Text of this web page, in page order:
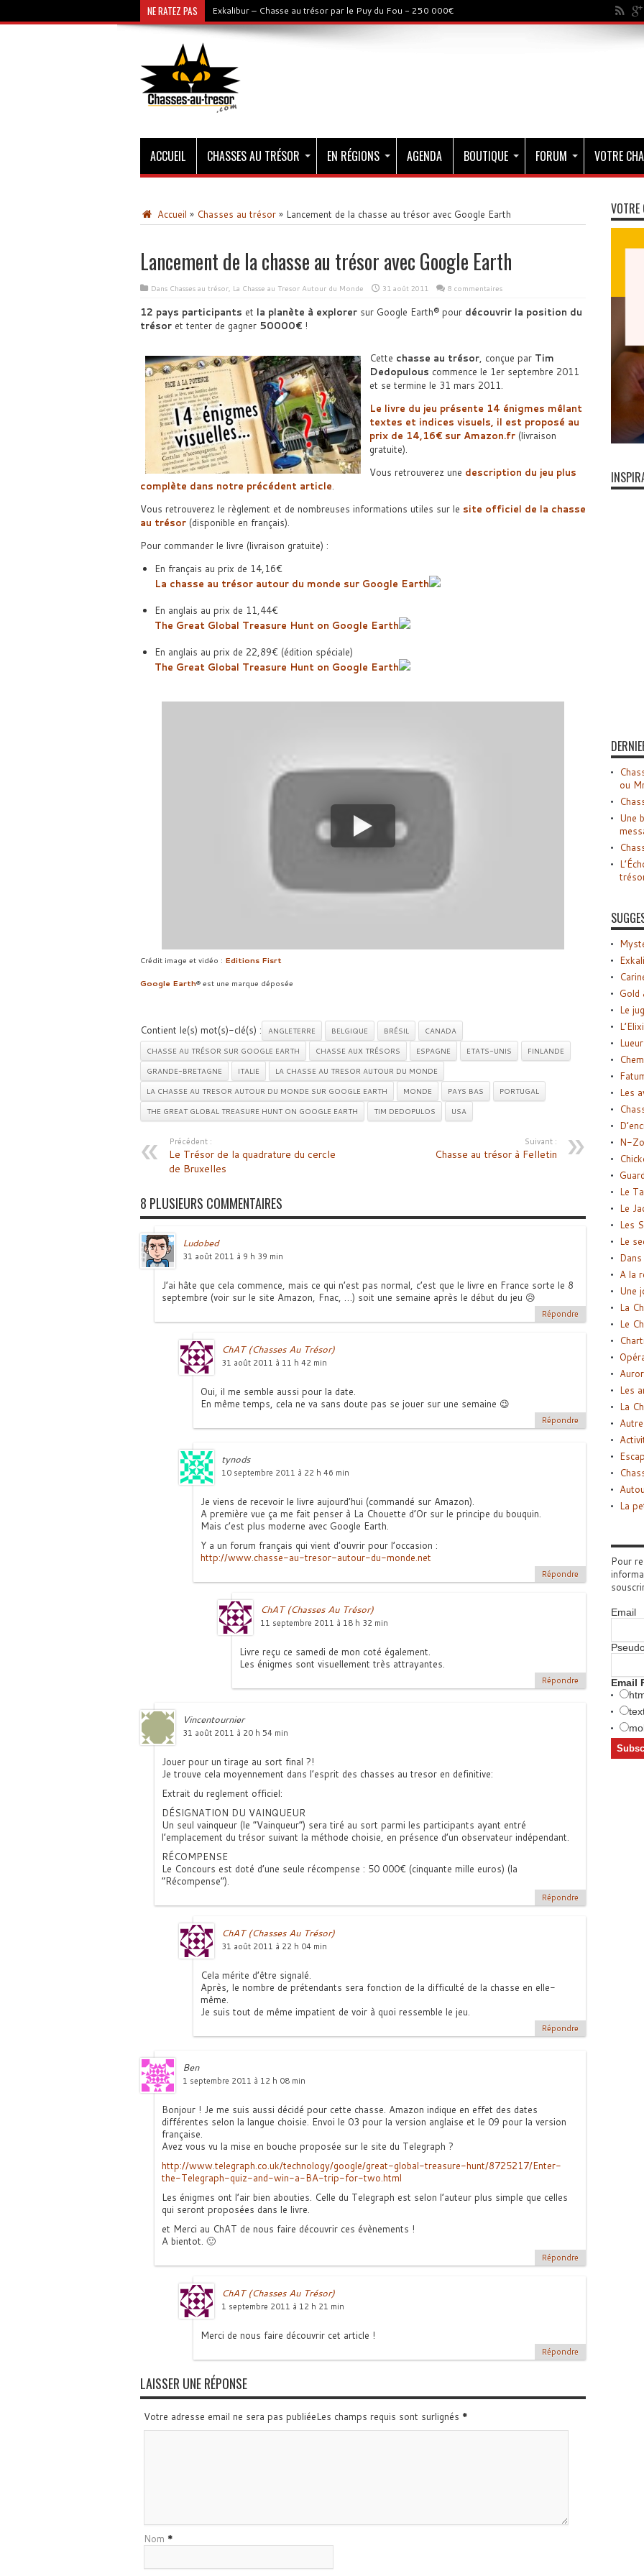
NE RATEZ PAS Exkalibur – Chasse au trésor par le Puy du Fou - 250 000€
L’Elixir d’Or : 100 000 euros à gagner
ACCUEIL CHASSES AU TRÉSOR EN RÉGIONS AGENDA BOUTIQUE FORUM VOTRE
Accueil » Chasses au trésor » Lancement de la chasse au trésor avec Google Earth
Lancement de la chasse au trésor avec Google Earth
Dans Chasses au trésor, La Chasse au Tresor Autour du Monde 31 août 2011 8 commentaires
12 pays participants et la planète à explorersur Google Earth® pour découvrir la position du
trésoret tenter de gagner 50000€!
Cette chasse au trésor, conçue par Tim
Dedopulous commence le 1er septembre 2011
et se termine le 31 mars 2011.
Le livre du jeu présente 14 énigmes mêlant
textes et indices visuels, il est proposé au
prix de 14,16€ sur Amazon.fr(livraison
gratuite).
Vous retrouverez une description du jeu plus
complète dans notre précédent article.
Vous retrouverez le règlement et de nombreuses informations utiles sur le site officiel de la chasse
au trésor(disponible en français).
Pour commander le livre (livraison gratuite) :
En français au prix de 14,16€
La chasse au trésor autour du monde sur Google Earth
En anglais au prix de 11,44€
The Great Global Treasure Hunt on Google Earth
En anglais au prix de 22,89€ (édition spéciale)
The Great Global Treasure Hunt on Google Earth
Crédit image et vidéo : Editions Fisrt
Google Earth® est une marque déposée
Contient le(s) mot(s)-clé(s) : ANGLETERRE BELGIQUE BRÉSIL
CANADA
CHASSE AU TRÉSOR SUR GOOGLE EARTH
CHASSE AUX TRÉSORS ESPAGNE ETATS-UNIS
FINLANDE
GRANDE-BRETAGNE
ITALIE
LA CHASSE AU TRESOR AUTOUR DU MONDE
LA CHASSE AU TRESOR AUTOUR DU MONDE SUR GOOGLE EARTH
MONDE PAYS BAS
PORTUGAL
THE GREAT GLOBAL TREASURE HUNT ON GOOGLE EARTH
TIM DEDOPULOS USA
Précédent :
Le Trésor de la quadrature du cercle
de Bruxelles
Suivant :
Chasse au trésor à Felletin
8 PLUSIEURS COMMENTAIRES
Ludobed
31 août 2011 à 9 h 39 min
J’ai hâte que cela commence, mais ce qui n’est pas normal, c’est que le livre en France sorte le 8
septembre (voir sur le site Amazon, Fnac, …) soit une semaine après le début du jeu 😥
Répondre
ChAT (Chasses Au Trésor)
31 août 2011 à 11 h 42 min
Oui, il me semble aussi pour la date.
En même temps, cela ne va sans doute pas se jouer sur une semaine 😉
Répondre
tynods
10 septembre 2011 à 22 h 46 min
Je viens de recevoir le livre aujourd’hui (commandé sur Amazon).
A première vue ça me fait penser à La Chouette d’Or sur le principe du bouquin.
Mais c’est plus moderne avec Google Earth.
Y a un forum français qui vient d’ouvrir pour l’occasion :
http://www.chasse-au-tresor-autour-du-monde.net
Répondre
ChAT (Chasses Au Trésor)
11 septembre 2011 à 18 h 32 min
Livre reçu ce samedi de mon coté également.
Les énigmes sont visuellement très attrayantes.
Répondre
Vincentournier
31 août 2011 à 20 h 54 min
Jouer pour un tirage au sort final ?!
Je trouve cela moyennement dans l’esprit des chasses au tresor en definitive:
Extrait du reglement officiel:
DÉSIGNATION DU VAINQUEUR
Un seul vainqueur (le “Vainqueur”) sera tiré au sort parmi les participants ayant entré
l’emplacement du trésor suivant la méthode choisie, en présence d’un observateur indépendant.
RÉCOMPENSE
Le Concours est doté d’une seule récompense : 50 000€ (cinquante mille euros) (la
“Récompense”).
Répondre
ChAT (Chasses Au Trésor)
31 août 2011 à 22 h 04 min
Cela mérite d’être signalé.
Après, le nombre de prétendants sera fonction de la difficulté de la chasse en elle-
même.
Je suis tout de même impatient de voir à quoi ressemble le jeu.
Répondre
Ben
1 septembre 2011 à 12 h 08 min
Bonjour ! Je me suis aussi décidé pour cette chasse. Amazon indique en effet des dates
différentes selon la langue choisie. Envoi le 03 pour la version anglaise et le 09 pour la version
française.
Avez vous vu la mise en bouche proposée sur le site du Telegraph ?
http://www.telegraph.co.uk/technology/google/great-global-treasure-hunt/8725217/Enter-
the-Telegraph-quiz-and-win-a-BA-trip-for-two.html
Les énigmes ont l’air bien abouties. Celle du Telegraph est selon l’auteur plus simple que celles
qui seront proposées dans le livre.
et Merci au ChAT de nous faire découvrir ces évènements !
A bientot. 🙂
Répondre
ChAT (Chasses Au Trésor)
1 septembre 2011 à 12 h 21 min
Merci de nous faire découvrir cet article !
Répondre
LAISSER UNE RÉPONSE
Votre adresse email ne sera pas publiéeLes champs requis sont surlignés *
Nom *
VOTRE
ou
Une
Gold
Le
Lueur
Les
N-
Le
Le
Les
Le
A la
Une
La
Le
Les
La
La
Pour
Email
Email